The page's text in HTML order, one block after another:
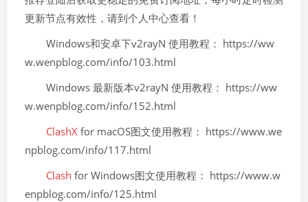
更新节点有效性，请到个人中心查看！
Windows和安卓下v2rayN 使用教程： https://ww
w.wenpblog.com/info/103.html
Windows 最新版本v2rayN 使用教程： https://ww
w.wenpblog.com/info/152.html
ClashXfor macOS图文使用教程： https://www.we
npblog.com/info/117.html
Clash for Windows图文使用教程： https://www.w
enpblog.com/info/125.html